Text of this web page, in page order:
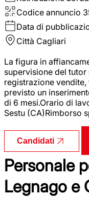
Codice annuncio
Data di
Città Cagliari
La figura in
supervisione del
registrazione vendite,
previsto un
di 6 mesi.Orario di
Sestu (CA)Rimborso
Candidati
Personale
Legnago e